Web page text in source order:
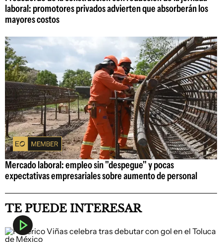
laboral: promotores privados advierten que absorberán los
mayores costos
Mercado laboral: empleo sin "despegue" y pocas
expectativas empresariales sobre aumento de personal
TE PUEDE INTERESAR